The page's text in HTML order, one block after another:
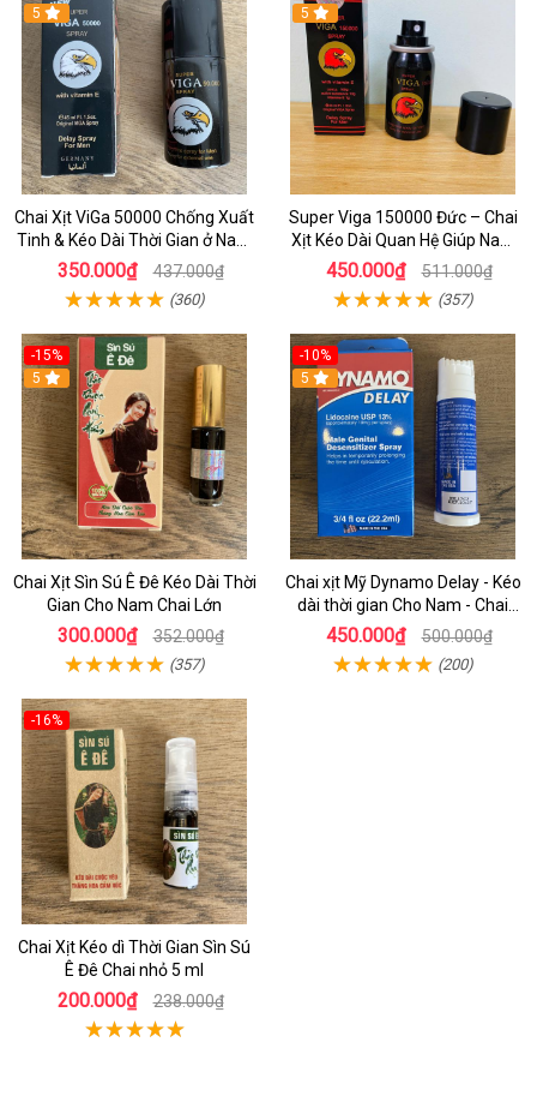
5
Chai Xịt ViGa 50000 Chống Xuất
Tinh & Kéo Dài Thời Gian ở Nam
Giới
350.000₫ 437.000₫
(360)
5
Super Viga 150000 Đức – Chai
Xịt Kéo Dài Quan Hệ Giúp Nam
Giới Tự Tin Bền Bỉ Trên Giường
450.000₫ 511.000₫
(357)
-15%
5
Chai Xịt Sìn Sú Ê Đê Kéo Dài Thời
Gian Cho Nam Chai Lớn
300.000₫ 352.000₫
(357)
-10%
5
Chai xịt Mỹ Dynamo Delay - Kéo
dài thời gian Cho Nam - Chai
22ml
450.000₫ 500.000₫
(200)
-16%
Chai Xịt Kéo dì Thời Gian Sìn Sú
Ê Đê Chai nhỏ 5 ml
200.000₫ 238.000₫